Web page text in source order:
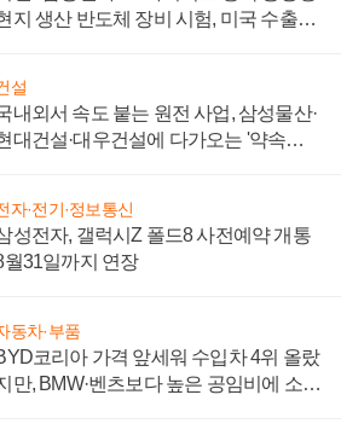
지 생산 반도체 장비 시험, 미국 수출통
설
내외서 속도 붙는 원전 사업, 삼성물산·
대건설·대우건설에 다가오는 '약속의
자·전기·정보통신
성전자, 갤럭시Z 폴드8 사전예약 개통
월31일까지 연장
동차·부품
코리아 가격 앞세워 수입차 4위 올랐
만, BMW·벤츠보다 높은 공임비에 소비